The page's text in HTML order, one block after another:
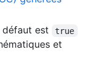
défaut est true
et